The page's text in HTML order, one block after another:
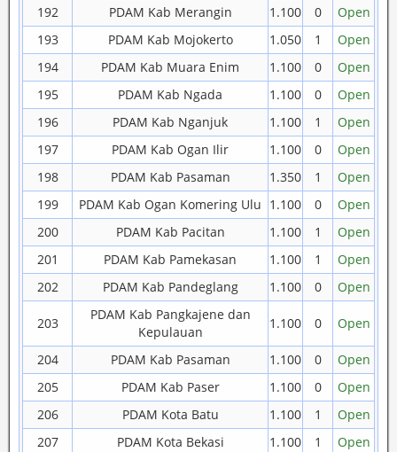
192
PDAM Kab Merangin 1.100 0
Open
193
PDAM Kab Mojokerto 1.050 1
Open
194
PDAM Kab Muara Enim 1.100 0
Open
195
PDAM Kab Ngada 1.100 0
Open
196
PDAM Kab Nganjuk 1.100 1
Open
197
PDAM Kab Ogan Ilir 1.100 0
Open
198
PDAM Kab Pasaman 1.350 1
Open
199
PDAM Kab Ogan Komering Ulu 1.100 0
Open
200
PDAM Kab Pacitan 1.100 1
Open
201
PDAM Kab Pamekasan 1.100 1
Open
202
PDAM Kab Pandeglang 1.100 0 Open
203
PDAM Kab Pangkajene dan
Kepulauan
1.100 0 Open
204 PDAM Kab Pasaman 1.100 0
Open
205
PDAM Kab Paser 1.100 0
Open
206
PDAM Kota Batu 1.100 1
Open
207
PDAM Kota Bekasi 1.100 1
Open